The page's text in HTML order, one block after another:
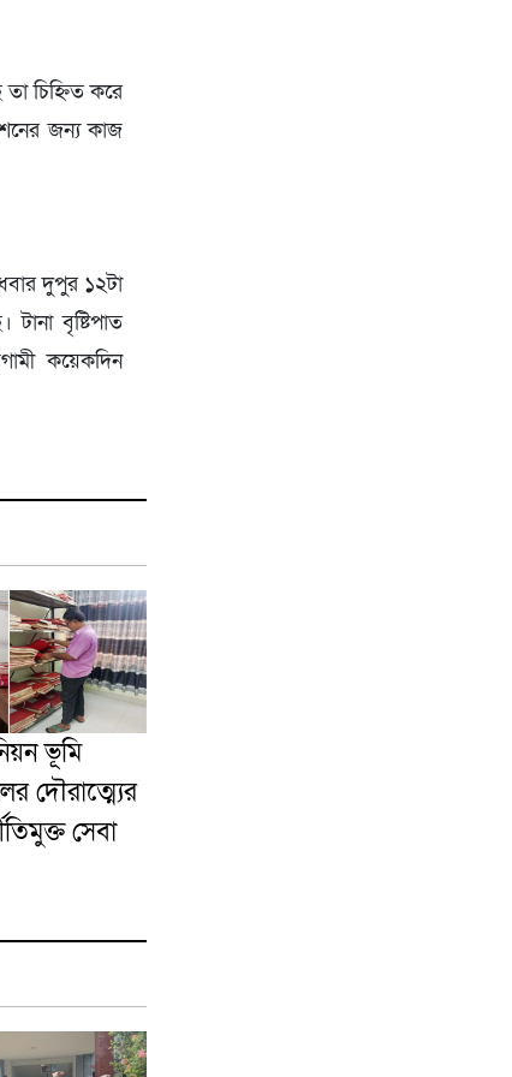
চিহ্নিত করে
জন্য কাজ
দুপুর ১২টা
বৃষ্টিপাত
কয়েকদিন
ভূমি
দৌরাত্ম্যের
সেবা